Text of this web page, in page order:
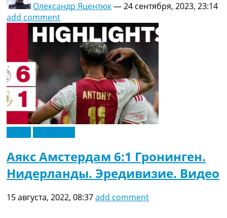
Олександр Яцентюк—24 сентября, 2023, 23:14
add comment
Аякс Амстердам 6:1 Гронинген.
Нидерланды. Эредивизие. Видео
15 августа, 2022, 08:37add comment